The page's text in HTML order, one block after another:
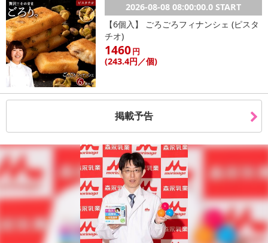
注意事項
お申込みの際は 「商品情報」に記載されている「注意事項」を
必ずご確認ください。
【キャンセルについて】
※お申込み後のキャンセルはお受けできません。
にご納得いただきましたうえでお申し込みください。
※パッケージ変更や商品リニューアル(成分など含む)等により、参考
の掲載画像や画像内のバーコードなど、お届け商品と多少異なる場
合がございます。
また、[新たな加工食品の原料原産地表示制度]の経過措置期間の終
了により、商品詳細内に記載の原産国・原材料の表記が旧表記の場
合がございます。
あらかじめご了承いただいた上でお申込みください。なお、本理由
によるお申込み後のキャンセル・返品交換は対応いたしかねます。
2026-08-08 08:00:00.0 START
【6個入】 ごろごろフィナンシェ (ピスタ
チオ)
1460円
(243.4円 ／個)
掲載予告